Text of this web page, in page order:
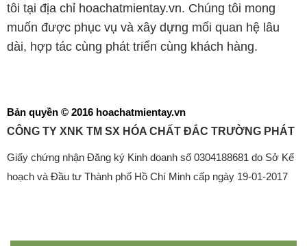
tôi tại địa chỉ hoachatmientay.vn. Chúng tôi mong
muốn được phục vụ và xây dựng mối quan hệ lâu
dài, hợp tác cùng phát triển cùng khách hàng.
Bản quyền © 2016 hoachatmientay.vn
CÔNG TY XNK TM SX HÓA CHẤT ĐẮC TRƯỜNG PHÁT
Giấy chứng nhận Đăng ký Kinh doanh số 0304188681 do Sở Kế
hoạch và Đầu tư Thành phố Hồ Chí Minh cấp ngày 19-01-2017